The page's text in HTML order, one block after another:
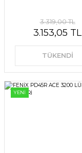
3.319,00 TL
3.153,05 TL
TÜKENDİ
YENİ